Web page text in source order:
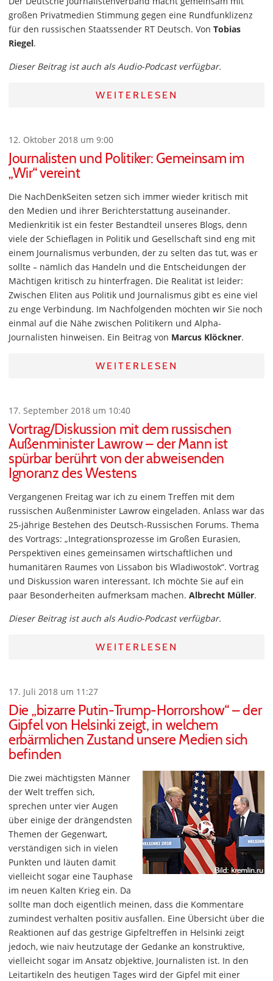
großen Privatmedien Stimmung gegen eine Rundfunklizenz
für den russischen Staatssender RT Deutsch. Von Tobias
Riegel.
Dieser Beitrag ist auch als Audio-Podcast verfügbar.
WEITERLESEN
12. Oktober 2018 um 9:00
Journalisten und Politiker: Gemeinsam im
„Wir“ vereint
Die NachDenkSeiten setzen sich immer wieder kritisch mit
den Medien und ihrer Berichterstattung auseinander.
Medienkritik ist ein fester Bestandteil unseres Blogs, denn
viele der Schieflagen in Politik und Gesellschaft sind eng mit
einem Journalismus verbunden, der zu selten das tut, was er
sollte – nämlich das Handeln und die Entscheidungen der
Mächtigen kritisch zu hinterfragen. Die Realität ist leider:
Zwischen Eliten aus Politik und Journalismus gibt es eine viel
zu enge Verbindung. Im Nachfolgenden möchten wir Sie noch
einmal auf die Nähe zwischen Politikern und Alpha-
Journalisten hinweisen. Ein Beitrag von Marcus Klöckner.
WEITERLESEN
17. September 2018 um 10:40
Vortrag/Diskussion mit dem russischen
Außenminister Lawrow – der Mann ist
spürbar berührt von der abweisenden
Ignoranz des Westens
Vergangenen Freitag war ich zu einem Treffen mit dem
russischen Außenminister Lawrow eingeladen. Anlass war das
25-jährige Bestehen des Deutsch-Russischen Forums. Thema
des Vortrags: „Integrationsprozesse im Großen Eurasien,
Perspektiven eines gemeinsamen wirtschaftlichen und
humanitären Raumes von Lissabon bis Wladiwostok“. Vortrag
und Diskussion waren interessant. Ich möchte Sie auf ein
paar Besonderheiten aufmerksam machen. Albrecht Müller.
Dieser Beitrag ist auch als Audio-Podcast verfügbar.
WEITERLESEN
17. Juli 2018 um 11:27
Die „bizarre Putin-Trump-Horrorshow“ – der
Gipfel von Helsinki zeigt, in welchem
erbärmlichen Zustand unsere Medien sich
befinden
Die zwei mächtigsten Männer
der Welt treffen sich,
sprechen unter vier Augen
über einige der drängendsten
Themen der Gegenwart,
verständigen sich in vielen
Punkten und läuten damit
vielleicht sogar eine Tauphase
im neuen Kalten Krieg ein. Da
sollte man doch eigentlich meinen, dass die Kommentare
zumindest verhalten positiv ausfallen. Eine Übersicht über die
Reaktionen auf das gestrige Gipfeltreffen in Helsinki zeigt
jedoch, wie naiv heutzutage der Gedanke an konstruktive,
vielleicht sogar im Ansatz objektive, Journalisten ist. In den
Leitartikeln des heutigen Tages wird der Gipfel mit einer